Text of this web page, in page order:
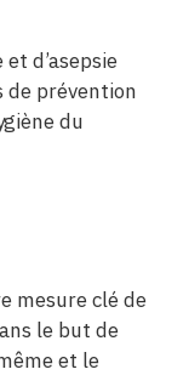
d’asepsie
de prévention
du
mesure clé de
le but de
et le